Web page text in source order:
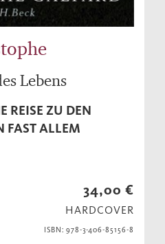
Lebens
REISE ZU DEN
FAST ALLEM
34,00 €
HARDCOVER
ISBN: 978-3-406-85156-8